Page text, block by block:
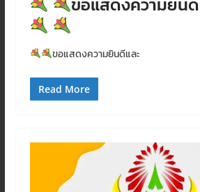
ขอแสดงความยินดีและ
Read More